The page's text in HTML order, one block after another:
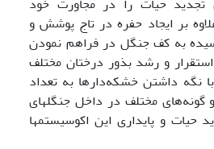
بر ایجاد حفره در تاج پوشش و
به کف جنگل در فراهم نمودن
و رشد بذور درختان مختلف
نگه داشتن خشکه‌دارها به تعداد
گونه‌های مختلف در داخل جنگلهای
حیات و پایداری این اکوسیستمها